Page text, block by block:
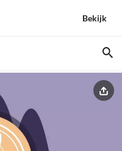
Bekijk